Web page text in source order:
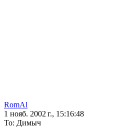
RomAl
1 нояб. 2002 г., 15:16:48
То: Димыч